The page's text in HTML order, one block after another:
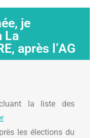
je
La
après l’AG
la liste des
les élections du